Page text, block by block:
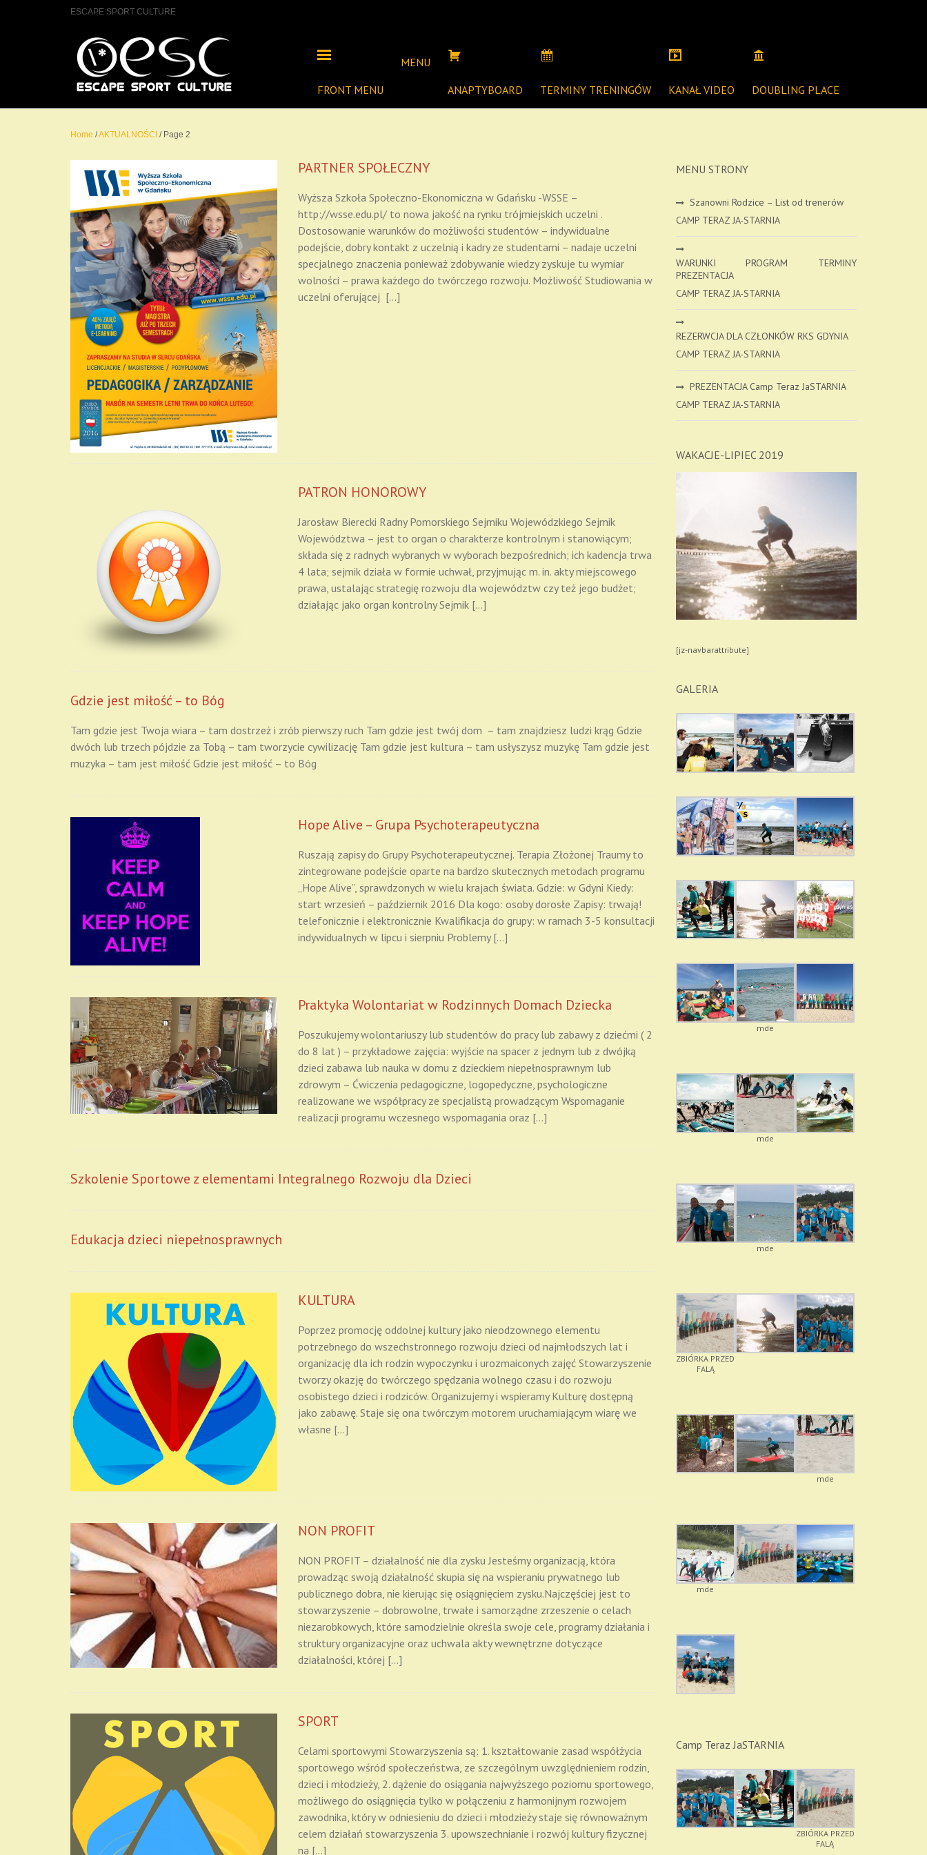
ESCAPE SPORT CULTURE
FRONT MENU
MENU
ANAPTYBOARD
TERMINY TRENINGÓW KANAŁ VIDEO DOUBLING PLACE
Home /AKTUALNOŚCI / Page 2
PARTNER SPOŁECZNY
Wyższa Szkoła Społeczno-Ekonomiczna w Gdańsku -WSSE –
http://wsse.edu.pl/ to nowa jakość na rynku trójmiejskich uczelni .
Dostosowanie warunków do możliwości studentów – indywidualne
podejście, dobry kontakt z uczelnią i kadry ze studentami – nadaje uczelni
specjalnego znaczenia ponieważ zdobywanie wiedzy zyskuje tu wymiar
wolności – prawa każdego do twórczego rozwoju. Możliwość Studiowania w
uczelni oferującej […]
PATRON HONOROWY
Jarosław Bierecki Radny Pomorskiego Sejmiku Wojewódzkiego Sejmik
Województwa – jest to organ o charakterze kontrolnym i stanowiącym;
składa się z radnych wybranych w wyborach bezpośrednich; ich kadencja trwa
4 lata; sejmik działa w formie uchwał, przyjmując m. in. akty miejscowego
prawa, ustalając strategię rozwoju dla województw czy też jego budżet;
działając jako organ kontrolny Sejmik […]
Gdzie jest miłość – to Bóg
Tam gdzie jest Twoja wiara – tam dostrzeż i zrób pierwszy ruch Tam gdzie jest twój dom – tam znajdziesz ludzi krąg Gdzie
dwóch lub trzech pójdzie za Tobą – tam tworzycie cywilizację Tam gdzie jest kultura – tam usłyszysz muzykę Tam gdzie jest
muzyka – tam jest miłość Gdzie jest miłość – to Bóg
Hope Alive – Grupa Psychoterapeutyczna
Ruszają zapisy do Grupy Psychoterapeutycznej. Terapia Złożonej Traumy to
zintegrowane podejście oparte na bardzo skutecznych metodach programu
„Hope Alive”, sprawdzonych w wielu krajach świata. Gdzie: w Gdyni Kiedy:
start wrzesień – październik 2016 Dla kogo: osoby dorosłe Zapisy: trwają!
telefonicznie i elektronicznie Kwalifikacja do grupy: w ramach 3-5 konsultacji
indywidualnych w lipcu i sierpniu Problemy […]
Praktyka Wolontariat w Rodzinnych Domach Dziecka
Poszukujemy wolontariuszy lub studentów do pracy lub zabawy z dziećmi ( 2
do 8 lat ) – przykładowe zajęcia: wyjście na spacer z jednym lub z dwójką
dzieci zabawa lub nauka w domu z dzieckiem niepełnosprawnym lub
zdrowym – Ćwiczenia pedagogiczne, logopedyczne, psychologiczne
realizowane we współpracy ze specjalistą prowadzącym Wspomaganie
realizacji programu wczesnego wspomagania oraz […]
Szkolenie Sportowe z elementami Integralnego Rozwoju dla Dzieci
Edukacja dzieci niepełnosprawnych
KULTURA
Poprzez promocję oddolnej kultury jako nieodzownego elementu
potrzebnego do wszechstronnego rozwoju dzieci od najmłodszych lat i
organizację dla ich rodzin wypoczynku i urozmaiconych zajęć Stowarzyszenie
tworzy okazję do twórczego spędzania wolnego czasu i do rozwoju
osobistego dzieci i rodziców. Organizujemy i wspieramy Kulturę dostępną
jako zabawę. Staje się ona twórczym motorem uruchamiającym wiarę we
własne […]
NON PROFIT
NON PROFIT – działalność nie dla zysku Jesteśmy organizacją, która
prowadząc swoją działalność skupia się na wspieraniu prywatnego lub
publicznego dobra, nie kierując się osiągnięciem zysku.Najczęściej jest to
stowarzyszenie – dobrowolne, trwałe i samorządne zrzeszenie o celach
niezarobkowych, które samodzielnie określa swoje cele, programy działania i
struktury organizacyjne oraz uchwala akty wewnętrzne dotyczące
działalności, której […]
SPORT
Celami sportowymi Stowarzyszenia są: 1. kształtowanie zasad współżycia
sportowego wśród społeczeństwa, ze szczególnym uwzględnieniem rodzin,
dzieci i młodzieży, 2. dążenie do osiągania najwyższego poziomu sportowego,
możliwego do osiągnięcia tylko w połączeniu z harmonijnym rozwojem
zawodnika, który w odniesieniu do dzieci i młodzieży staje się równoważnym
celem działań stowarzyszenia 3. upowszechnianie i rozwój kultury fizycznej
na […]
MENU STRONY
Szanowni Rodzice – List od trenerów
CAMP TERAZ JA-STARNIA
WARUNKI PROGRAM TERMINY
PREZENTACJA
CAMP TERAZ JA-STARNIA
REZERWCJA DLA CZŁONKÓW RKS GDYNIA
CAMP TERAZ JA-STARNIA
PREZENTACJA Camp Teraz JaSTARNIA
CAMP TERAZ JA-STARNIA
WAKACJE-LIPIEC 2019
[jz-navbarattribute]
GALERIA
mde
mde
mde
ZBIÓRKA PRZED
FALĄ
mde
mde
Camp Teraz JaSTARNIA
ZBIÓRKA PRZED
FALĄ